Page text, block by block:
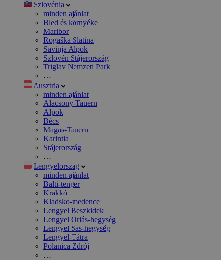
Szlovénia
minden ajánlat
Bled és környéke
Maribor
Rogaška Slatina
Savinja Alpok
Szlovén Stájerország
Triglav Nemzeti Park
…
Ausztria
minden ajánlat
Alacsony-Tauern
Alpok
Bécs
Magas-Tauern
Karintia
Stájerország
…
Lengyelország
minden ajánlat
Balti-tenger
Krakkó
Kladsko-medence
Lengyel Beszkidek
Lengyel Óriás-hegység
Lengyel Sas-hegység
Lengyel-Tátra
Polanica Zdrój
…